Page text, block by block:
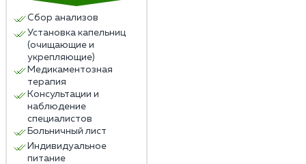
Сбор анализов
Установка капельниц
(очищающие и
укрепляющие)
Медикаментозная
терапия
Консультации и
наблюдение
специалистов
Больничный лист
Индивидуальное
питание